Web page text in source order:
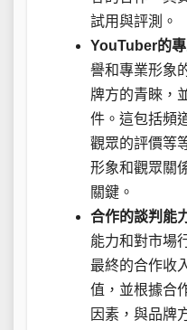
試用與評測。
YouTuber的專
譽和專業形象
牌方的青睞，
件。這包括頻
觀眾的評價等
形象和觀眾關
關鍵。
合作的談判能
能力和對市場
最終的合作收
值，並根據合
因素，與品牌